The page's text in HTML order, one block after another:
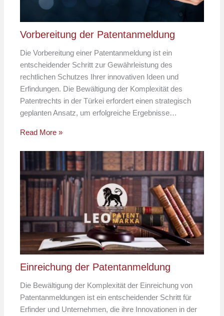
Vorbereitung der Patentanmeldung
Die Vorbereitung einer Patentanmeldung ist ein
entscheidender Schritt zur Gewährleistung des
rechtlichen Schutzes Ihrer innovativen Ideen und
Erfindungen. Die Bewältigung der Komplexität des
Patentrechts in der Türkei erfordert einen strategisch
geplanten Ansatz, um erfolgreiche Ergebnisse…
Read More »
Einreichung der Patentanmeldung
Die Bewältigung der Komplexität der Einreichung von
Patentanmeldungen ist ein entscheidender Schritt für
Erfinder und Unternehmen, die ihre Innovationen in der